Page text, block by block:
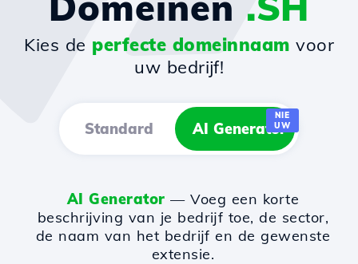
Kies de perfecte domeinnaam voor
uw bedrijf!
Standard AI Generator
NIE
UW
AI Generator — Voeg een korte
beschrijving van je bedrijf toe, de sector,
de naam van het bedrijf en de gewenste
extensie.